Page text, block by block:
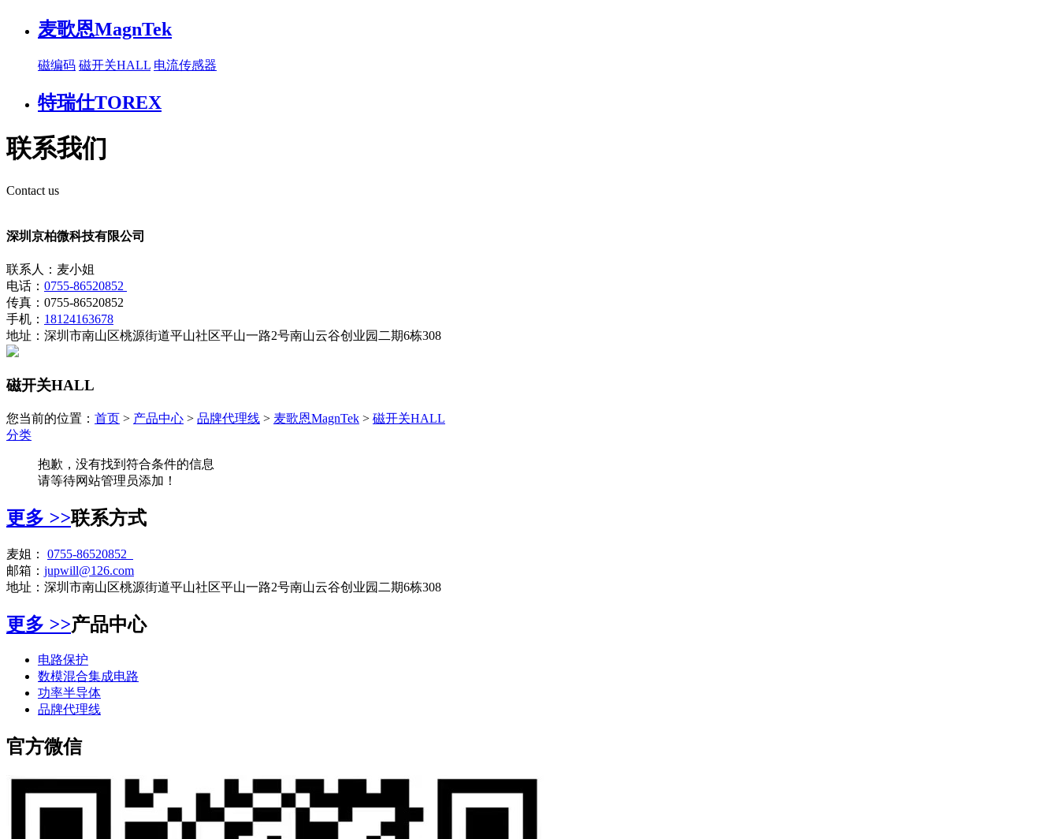
麦歌恩MagnTek
磁编码 磁开关HALL 电流传感器
特瑞仕TOREX
联系我们
Contact us
深圳京柏微科技有限公司
联系人：麦小姐
电话： 0755-86520852
传真：0755-86520852
手机： 18124163678
地址：深圳市南山区桃源街道平山社区平山一路2号南山云谷创业园二期6栋308
磁开关HALL
您当前的位置： 首页 > 产品中心 > 品牌代理线 > 麦歌恩MagnTek > 磁开关HALL
分类
抱歉，没有找到符合条件的信息
请等待网站管理员添加！
更多 >>联系方式
麦姐： 0755-86520852
邮箱： jupwill@126.com
地址：深圳市南山区桃源街道平山社区平山一路2号南山云谷创业园二期6栋308
更多 >>产品中心
电路保护
数模混合集成电路
功率半导体
品牌代理线
官方微信